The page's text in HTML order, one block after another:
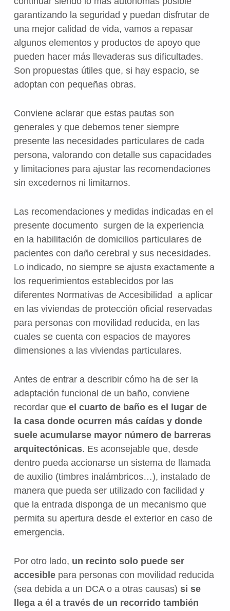
garantizando la seguridad y puedan disfrutar de
una mejor calidad de vida, vamos a repasar
algunos elementos y productos de apoyo que
pueden hacer más llevaderas sus dificultades.
Son propuestas útiles que, si hay espacio, se
adoptan con pequeñas obras.
Conviene aclarar que estas pautas son
generales y que debemos tener siempre
presente las necesidades particulares de cada
persona, valorando con detalle sus capacidades
y limitaciones para ajustar las recomendaciones
sin excedernos ni limitarnos.
Las recomendaciones y medidas indicadas en el
presente documento surgen de la experiencia
en la habilitación de domicilios particulares de
pacientes con daño cerebral y sus necesidades.
Lo indicado, no siempre se ajusta exactamente a
los requerimientos establecidos por las
diferentes Normativas de Accesibilidad a aplicar
en las viviendas de protección oficial reservadas
para personas con movilidad reducida, en las
cuales se cuenta con espacios de mayores
dimensiones a las viviendas particulares.
Antes de entrar a describir cómo ha de ser la
adaptación funcional de un baño, conviene
recordar que el cuarto de baño es el lugar de
la casa donde ocurren más caídas y donde
suele acumularse mayor número de barreras
arquitectónicas. Es aconsejable que, desde
dentro pueda accionarse un sistema de llamada
de auxilio (timbres inalámbricos…), instalado de
manera que pueda ser utilizado con facilidad y
que la entrada disponga de un mecanismo que
permita su apertura desde el exterior en caso de
emergencia.
Por otro lado, un recinto solo puede ser
accesiblepara personas con movilidad reducida
(sea debida a un DCA o a otras causas) si se
llega a él a través de un recorrido también